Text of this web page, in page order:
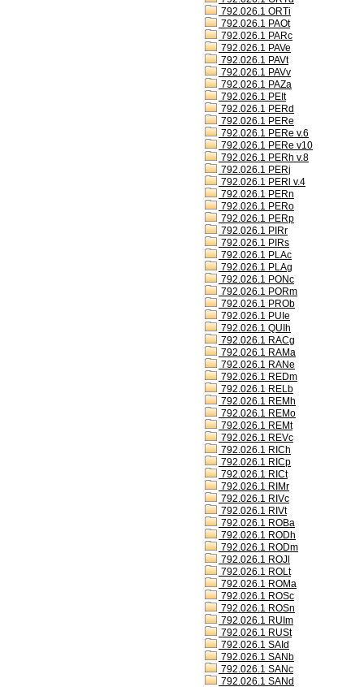
792.026.1 ORTi
792.026.1 PAOt
792.026.1 PARc
792.026.1 PAVe
792.026.1 PAVt
792.026.1 PAVv
792.026.1 PAZa
792.026.1 PEIt
792.026.1 PERd
792.026.1 PERe
792.026.1 PERe v.6
792.026.1 PERe v10
792.026.1 PERh v.8
792.026.1 PERj
792.026.1 PERl v.4
792.026.1 PERn
792.026.1 PERo
792.026.1 PERp
792.026.1 PIRr
792.026.1 PIRs
792.026.1 PLAc
792.026.1 PLAg
792.026.1 PONc
792.026.1 PORm
792.026.1 PROb
792.026.1 PUIe
792.026.1 QUIh
792.026.1 RACg
792.026.1 RAMa
792.026.1 RANe
792.026.1 REDm
792.026.1 RELb
792.026.1 REMh
792.026.1 REMo
792.026.1 REMt
792.026.1 REVc
792.026.1 RICh
792.026.1 RICp
792.026.1 RICt
792.026.1 RIMr
792.026.1 RIVc
792.026.1 RIVt
792.026.1 ROBa
792.026.1 RODh
792.026.1 RODm
792.026.1 ROJl
792.026.1 ROLt
792.026.1 ROMa
792.026.1 ROSc
792.026.1 ROSn
792.026.1 RUIm
792.026.1 RUSt
792.026.1 SAId
792.026.1 SANb
792.026.1 SANc
792.026.1 SANd